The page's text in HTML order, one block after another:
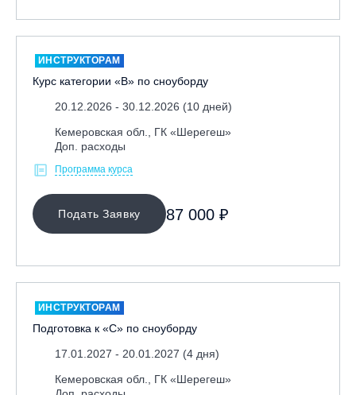
Сочи, ГК «Красная Поляна»
Сочи, ГК «Роза Хутор»
Сочи, ГТЦ «Газпром»
Узбекистан, ГКЛЦ «Amirsoy»
Уфа,СШОР ПО БИАТЛОНУ РБ
Челябинская обл., Миасс, Вейк-клуб «Мастер»
Чусовой, ГК «Такман»
Южно-Сахалинск, СТК «Горный воздух»
Ярославль, СП «Изгиб»
ИНСТРУКТОРАМ
Курс категории «В» по сноуборду
20.12.2026 - 30.12.2026 (10 дней)
Кемеровская обл., ГК «Шерегеш»
Доп. расходы
Программа курса
Подать Заявку 87 000 ₽
ИНСТРУКТОРАМ
Подготовка к «С» по сноуборду
17.01.2027 - 20.01.2027 (4 дня)
Кемеровская обл., ГК «Шерегеш»